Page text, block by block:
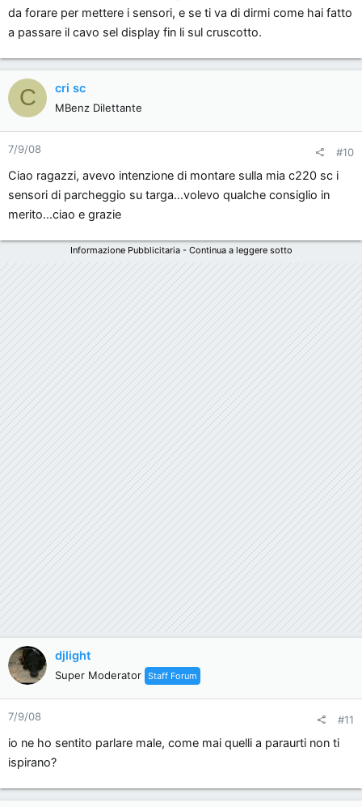
da forare per mettere i sensori, e se ti va di dirmi come hai fatto
a passare il cavo sel display fin li sul cruscotto.
C cri sc
MBenz Dilettante
7/9/08 #10
Ciao ragazzi, avevo intenzione di montare sulla mia c220 sc i
sensori di parcheggio su targa...volevo qualche consiglio in
merito...ciao e grazie
Informazione Pubblicitaria - Continua a leggere sotto
djlight
Super Moderator Staff Forum
7/9/08 #11
io ne ho sentito parlare male, come mai quelli a paraurti non ti
ispirano?